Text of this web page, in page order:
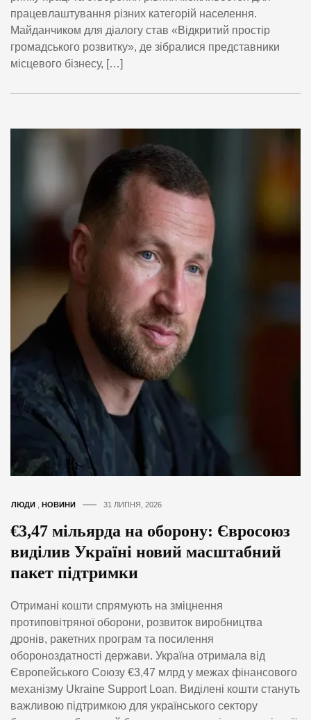
працевлаштування різних категорій населення.
Майданчиком для діалогу став «Відкритий простір
громадського розвитку», де зібралися представники
місцевого бізнесу, […]
ЛЮДИ НОВИНИ 31 ЛИПНЯ, 2026
€3,47 мільярда на оборону: Євросоюз
виділив Україні новий масштабний
пакет підтримки
Отримані кошти спрямують на зміцнення
протиповітряної оборони, розвиток виробництва
дронів, ракетних програм та посилення
обороноздатності держави. Україна отримала від
Європейського Союзу €3,47 млрд у межах фінансового
механізму Ukraine Support Loan. Виділені кошти стануть
важливою підтримкою для українського сектору